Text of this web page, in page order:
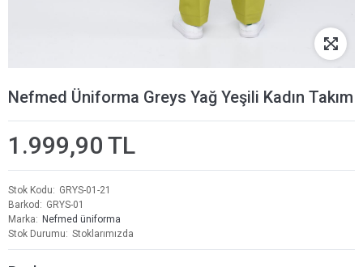
Nefmed Üniforma Greys Yağ Yeşili Kadın Takım
1.999,90 TL
Stok Kodu
GRYS-01-21
Barkod
GRYS-01
Marka
Nefmed üniforma
Stok Durumu
Stoklarımızda